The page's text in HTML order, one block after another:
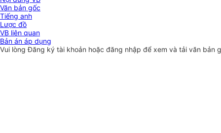
Văn bản gốc
Tiếng anh
Lược đồ
VB liên quan
Bản án áp dụng
Vui lòngĐăng ký tài khoản hoặc đăng nhập để xem và tải văn bản